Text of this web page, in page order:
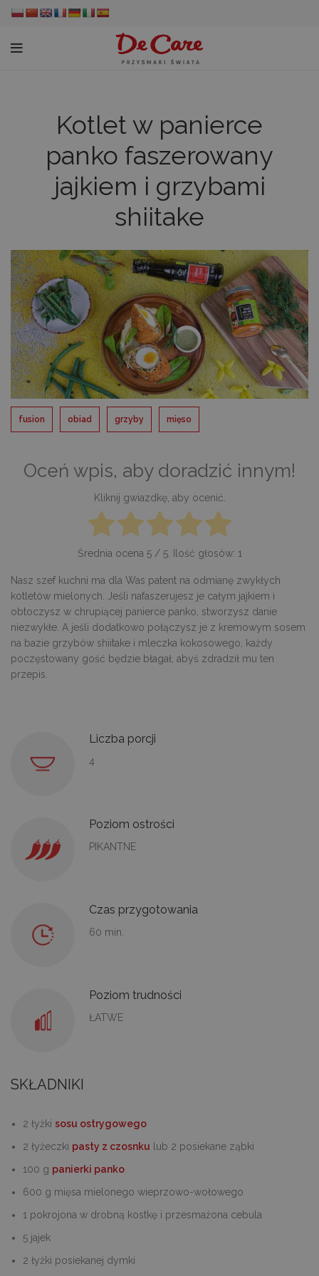
Kotlet w panierce
panko faszerowany
jajkiem i grzybami
shiitake
fusion obiad grzyby mięso
Oceń wpis, aby doradzić innym!
Kliknij gwiazdkę, aby ocenić.
Średnia ocena 5/ 5. Ilość głosów: 1
Nasz szef kuchni ma dla Was patent na odmianę zwykłych
kotletów mielonych. Jeśli nafaszerujesz je całym jajkiem i
obtoczysz w chrupiącej panierce panko, stworzysz danie
niezwykłe. A jeśli dodatkowo połączysz je z kremowym sosem
na bazie grzybów shiitake i mleczka kokosowego, każdy
poczęstowany gość będzie błagał, abyś zdradził mu ten
przepis.
Liczba porcji
4
Poziom ostrości
PIKANTNE
Czas przygotowania
60 min.
Poziom trudności
ŁATWE
SKŁADNIKI
2 łyżki sosu ostrygowego
2 łyżeczki pasty z czosnku lub 2 posiekane ząbki
100 g panierki panko
600 g mięsa mielonego wieprzowo-wołowego
1 pokrojona w drobną kostkę i przesmażona cebula
5 jajek
2 łyżki posiekanej dymki